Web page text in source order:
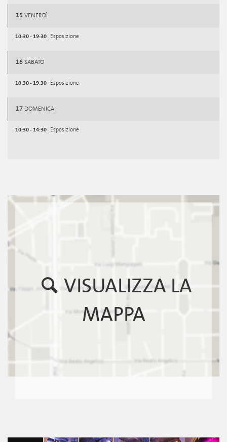
15 VENERDÌ
10:30 - 19:30 Esposizione
16 SABATO
10:30 - 19:30 Esposizione
17 DOMENICA
10:30 - 14:30 Esposizione
VISUALIZZA LA
MAPPA